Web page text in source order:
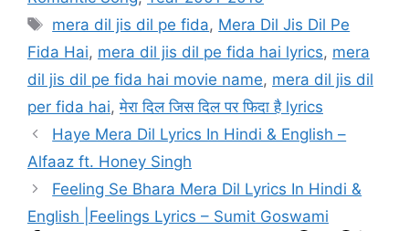
Tags
mera dil jis dil pe fida, Mera Dil Jis Dil Pe
Fida Hai, mera dil jis dil pe fida hai lyrics, mera
dil jis dil pe fida hai movie name, mera dil jis dil
per fida hai,मेरा दिल जिस दिल पर फिदा है lyrics
Haye Mera Dil Lyrics In Hindi & English –
Alfaaz ft. Honey Singh
Feeling Se Bhara Mera Dil Lyrics In Hindi &
English |Feelings Lyrics – Sumit Goswami